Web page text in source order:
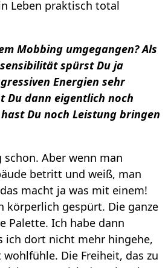
Leben praktisch total
Mobbing umgegangen? Als
spürst Du ja
Energien sehr
Du dann eigentlich noch
Du noch Leistung bringen
Aber wenn man
betritt und weiß, man
macht ja was mit einem!
körperlich gespürt. Die ganze
Palette. Ich habe dann
ich dort nicht mehr hingehe,
Die Freiheit, das zu